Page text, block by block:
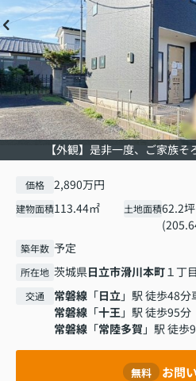
【外観】是非一度、ご家族
価格 2,890万円
建物面積113.44㎡ 土地面積62.2坪
築年数 予定
所在地 茨城県日立市滑川本町１丁目
交通 常磐線 「日立」駅 徒歩48
常磐線 「十王」駅 徒歩95分
常磐線 「常陸多賀 」駅 徒歩
無料 お問